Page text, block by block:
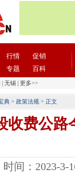
行情
促销
专题 百科
无锡 更多>>
典 > 政策法规 > 正文
收费公
时间：2023-3-